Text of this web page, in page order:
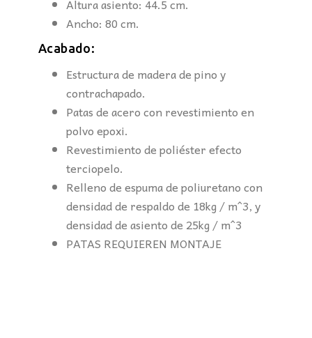
Altura asiento: 44.5 cm.
Ancho: 80 cm.
Acabado:
Estructura de madera de pino y
contrachapado.
Patas de acero con revestimiento en
polvo epoxi.
Revestimiento de poliéster efecto
terciopelo.
Relleno de espuma de poliuretano con
densidad de respaldo de 18kg / m^3, y
densidad de asiento de 25kg / m^3
PATAS REQUIEREN MONTAJE